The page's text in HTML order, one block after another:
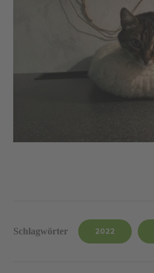
Schlagwörter 2022